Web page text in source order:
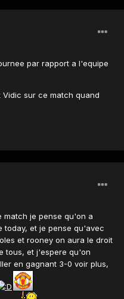
par rapport a l'equipe
sur ce match quand
match je pense qu'on a
today, et je pense qu'avec
et rooney on aura le droit
tous, et j'espere qu'on
en gagnant 3-0 voir plus,